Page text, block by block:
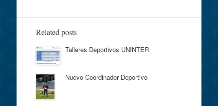
Related posts
Talleres Deportivos UNINTER
Nuevo Coordinador Deportivo